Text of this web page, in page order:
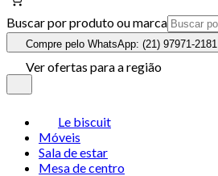
Buscar por produto ou marca
Compre pelo WhatsApp: (21) 97971-2181
Ver ofertas para a região
Le biscuit
Móveis
Sala de estar
Mesa de centro